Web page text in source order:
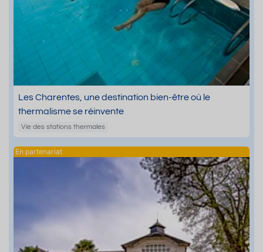
Les Charentes, une destination bien-être où le
thermalisme se réinvente
Vie des stations thermales